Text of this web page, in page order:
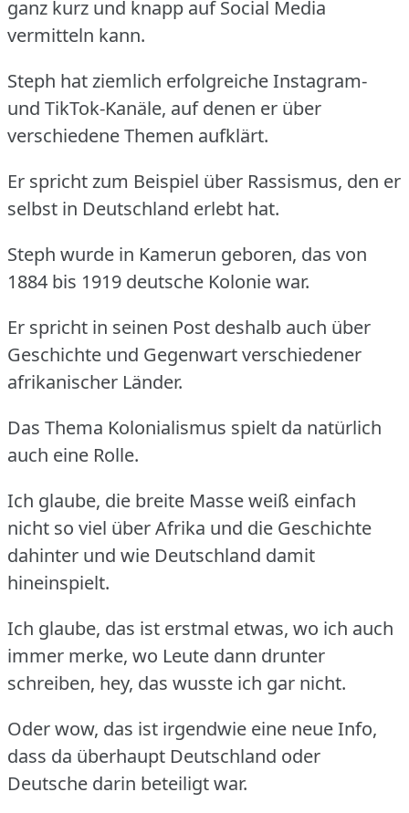
ganz kurz und knapp auf Social Media
vermitteln kann.
Steph hat ziemlich erfolgreiche Instagram-
und TikTok-Kanäle, auf denen er über
verschiedene Themen aufklärt.
Er spricht zum Beispiel über Rassismus, den er
selbst in Deutschland erlebt hat.
Steph wurde in Kamerun geboren, das von
1884 bis 1919 deutsche Kolonie war.
Er spricht in seinen Post deshalb auch über
Geschichte und Gegenwart verschiedener
afrikanischer Länder.
Das Thema Kolonialismus spielt da natürlich
auch eine Rolle.
Ich glaube, die breite Masse weiß einfach
nicht so viel über Afrika und die Geschichte
dahinter und wie Deutschland damit
hineinspielt.
Ich glaube, das ist erstmal etwas, wo ich auch
immer merke, wo Leute dann drunter
schreiben, hey, das wusste ich gar nicht.
Oder wow, das ist irgendwie eine neue Info,
dass da überhaupt Deutschland oder
Deutsche darin beteiligt war.